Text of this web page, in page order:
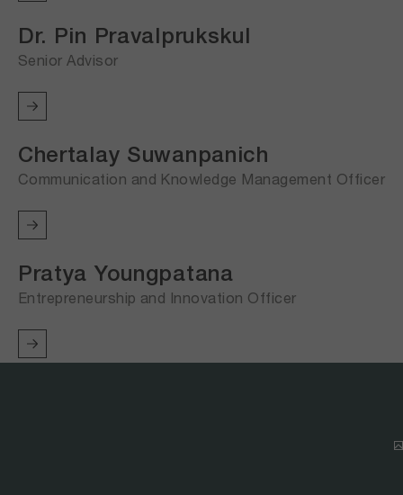
Dr. Pin Pravalprukskul
Senior Advisor
Chertalay Suwanpanich
Communication and Knowledge Management Officer
Pratya Youngpatana
Entrepreneurship and Innovation Officer